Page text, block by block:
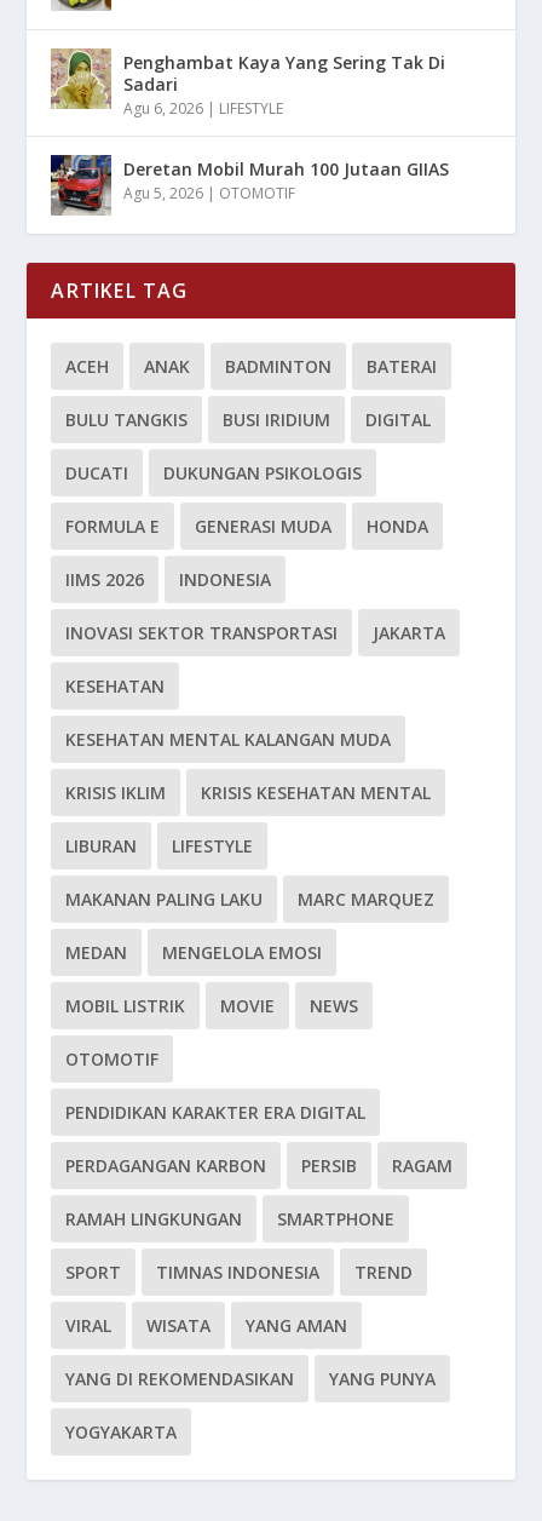
Penghambat Kaya Yang Sering Tak Di
Sadari
Agu 6, 2026 | LIFESTYLE
Deretan Mobil Murah 100 Jutaan GIIAS
Agu 5, 2026 | OTOMOTIF
ARTIKEL TAG
ACEH ANAK BADMINTON BATERAI
BULU TANGKIS BUSI IRIDIUM DIGITAL
DUCATI DUKUNGAN PSIKOLOGIS
FORMULA E GENERASI MUDA HONDA
IIMS 2026 INDONESIA
INOVASI SEKTOR TRANSPORTASI JAKARTA
KESEHATAN
KESEHATAN MENTAL KALANGAN MUDA
KRISIS IKLIM KRISIS KESEHATAN MENTAL
LIBURAN LIFESTYLE
MAKANAN PALING LAKU MARC MARQUEZ
MEDAN MENGELOLA EMOSI
MOBIL LISTRIK MOVIE NEWS
OTOMOTIF
PENDIDIKAN KARAKTER ERA DIGITAL
PERDAGANGAN KARBON PERSIB RAGAM
RAMAH LINGKUNGAN SMARTPHONE
SPORT TIMNAS INDONESIA TREND
VIRAL WISATA YANG AMAN
YANG DI REKOMENDASIKAN YANG PUNYA
YOGYAKARTA